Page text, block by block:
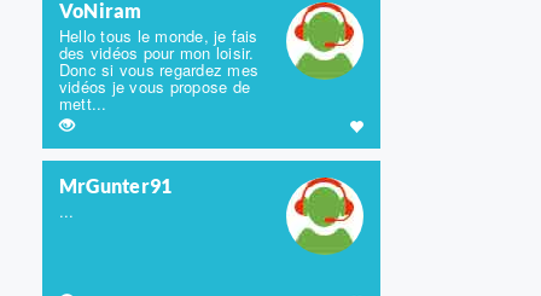
VoNiram
Hello tous le monde, je fais
des vidéos pour mon loisir.
Donc si vous regardez mes
vidéos je vous propose de
mett...
MrGunter91
...